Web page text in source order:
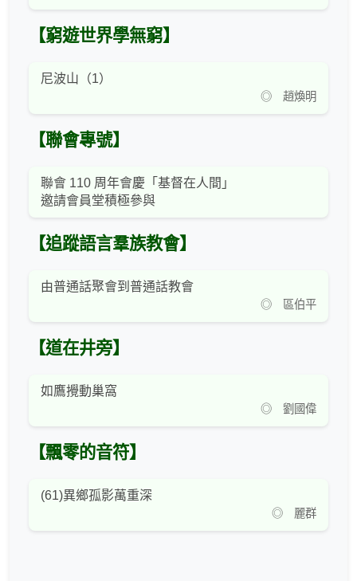
【窮遊世界學無窮】
尼波山（1）
◎ 趙煥明
【聯會專號】
聯會 110 周年會慶「基督在人間」
邀請會員堂積極參與
【追蹤語言羣族教會】
由普通話聚會到普通話教會
◎ 區伯平
【道在井旁】
如鷹攪動巢窩
◎ 劉國偉
【飄零的音符】
(61)異鄉孤影萬重深
◎ 麗群